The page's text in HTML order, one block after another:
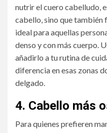
nutrir el cuero cabelludo,
cabello, sino que también
ideal para aquellas
denso y con más cuerpo.
añadirlo a tu rutina de
diferencia en esas zonas
delgado.
4. Cabello más
Para quienes prefieren